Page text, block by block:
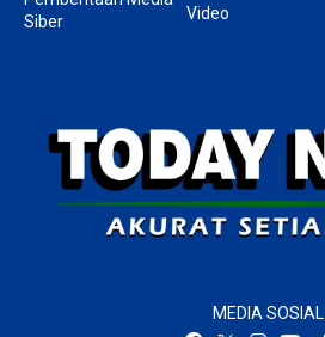
Siber
Video
MEDIA SOSIAL